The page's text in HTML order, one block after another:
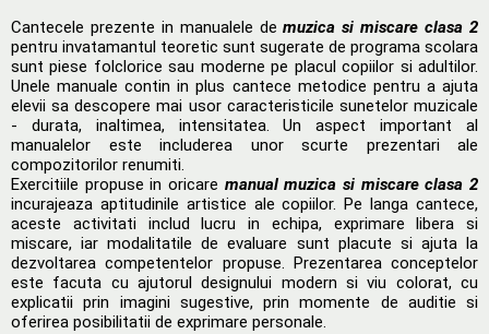
Cantecele prezente in manualele de muzica si miscare clasa 2
pentru invatamantul teoretic sunt sugerate de programa scolara
sunt piese folclorice sau moderne pe placul copiilor si adultilor.
Unele manuale contin in plus cantece metodice pentru a ajuta
elevii sa descopere mai usor caracteristicile sunetelor muzicale
- durata, inaltimea, intensitatea. Un aspect important al
manualelor este includerea unor scurte prezentari ale
compozitorilor renumiti.
Exercitiile propuse in oricare manual muzica si miscare clasa 2
incurajeaza aptitudinile artistice ale copiilor. Pe langa cantece,
aceste activitati includ lucru in echipa, exprimare libera si
miscare, iar modalitatile de evaluare sunt placute si ajuta la
dezvoltarea competentelor propuse. Prezentarea conceptelor
este facuta cu ajutorul designului modern si viu colorat, cu
explicatii prin imagini sugestive, prin momente de auditie si
oferirea posibilitatii de exprimare personale.